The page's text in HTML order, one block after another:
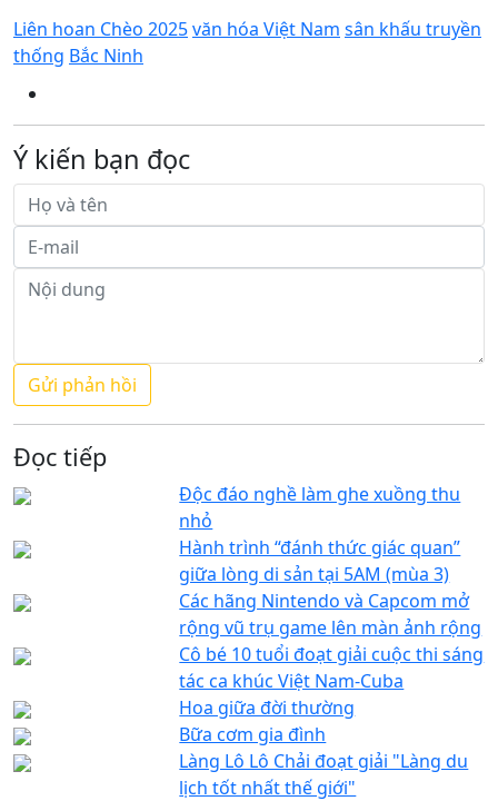
Liên hoan Chèo 2025văn hóa Việt Nam sân khấu truyền
thống Bắc Ninh
Ý kiến bạn đọc
Đọc tiếp
Độc đáo nghề làm ghe xuồng thu
nhỏ
Hành trình “đánh thức giác quan”
giữa lòng di sản tại 5AM (mùa 3)
Các hãng Nintendo và Capcom mở
rộng vũ trụ game lên màn ảnh rộng
Cô bé 10 tuổi đoạt giải cuộc thi sáng
tác ca khúc Việt Nam-Cuba
Hoa giữa đời thường
Bữa cơm gia đình
Làng Lô Lô Chải đoạt giải "Làng du
lịch tốt nhất thế giới"